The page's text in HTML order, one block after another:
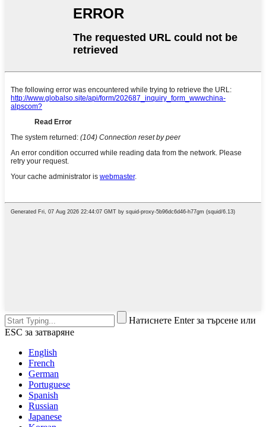
Натиснете Enter за търсене или
ESC за затваряне
English
French
German
Portuguese
Spanish
Russian
Japanese